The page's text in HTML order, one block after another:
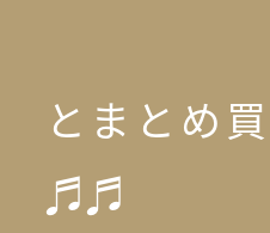
とまとめ
♬♬